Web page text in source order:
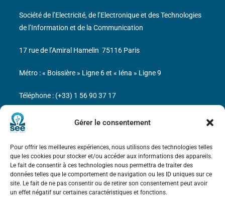
Gérer le consentement
Pour offrir les meilleures expériences, nous utilisons des technologies telles
que les cookies pour stocker et/ou accéder aux informations des appareils.
Le fait de consentir à ces technologies nous permettra de traiter des
données telles que le comportement de navigation ou les ID uniques sur ce
site. Le fait de ne pas consentir ou de retirer son consentement peut avoir
un effet négatif sur certaines caractéristiques et fonctions.
Bicentenaire des découvertes d’André-
Marie Ampère
Mentions légales
Société de l’Electricité, de l’Electronique et des Technologies
de l’Information et de la Communication
17 rue de l’Amiral Hamelin 75116 Paris
Métro : « Boissière » Ligne 6 et « Iéna » Ligne 9
Téléphone : (+33) 1 56 90 37 17
N° de SIREN : 785 393 232, Code APE : 9412Z TVA intra-
communautaire : FR44 785 393 232